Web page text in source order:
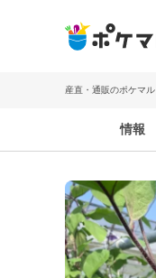
産直・通販のポケマル
情報